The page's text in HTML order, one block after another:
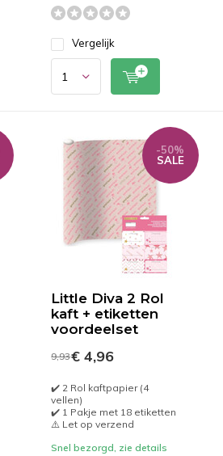
Vergelijk
Little Diva 2 Rol
kaft + etiketten
voordeelset
-50%
SALE
9,93€ 4,96
✔️ 2 Rol kaftpapier (4
vellen)
✔️ 1 Pakje met 18 etiketten
⚠️ Let op verzend
Snel bezorgd, zie details